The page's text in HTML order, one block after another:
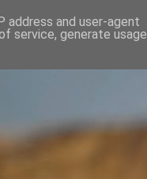
address and user-agent
service, generate usage